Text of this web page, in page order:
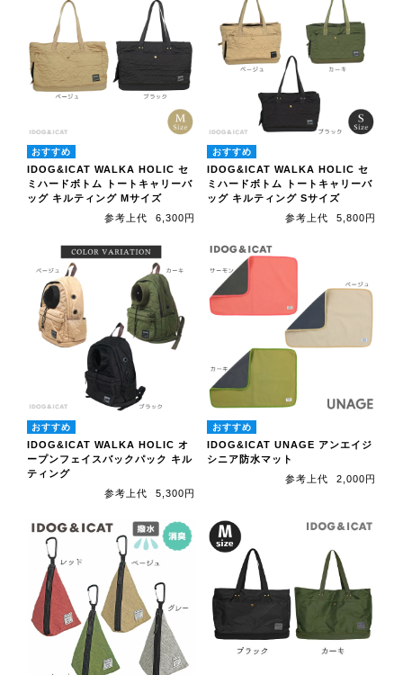
IDOG&ICAT WALKA HOLIC セ
ミハードボトム トートキャリーバ
ッグ キルティング Mサイズ
参考上代
6,300円
IDOG&ICAT WALKA HOLIC セ
ミハードボトム トートキャリーバ
ッグ キルティング Sサイズ
参考上代
5,800円
IDOG&ICAT WALKA HOLIC オ
ープンフェイスバックパック キル
ティング
参考上代
5,300円
IDOG&ICAT UNAGE アンエイジ
シニア防水マット
参考上代
2,000円